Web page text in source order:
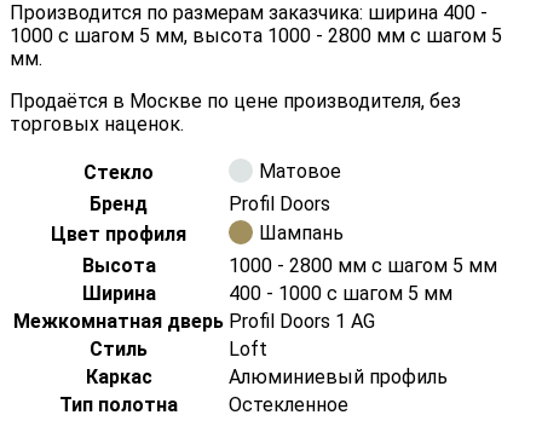
Производится по размерам заказчика: ширина 400 -
1000 с шагом 5 мм, высота 1000 - 2800 мм с шагом 5
мм.
Продаётся в Москве по цене производителя, без
торговых наценок.
Стекло
Матовое
Бренд
Profil Doors
Цвет профиля
Шампань
Высота
1000 - 2800 мм с шагом 5 мм
Ширина
400 - 1000 с шагом 5 мм
Межкомнатная дверь Profil Doors 1 AG
Стиль
Loft
Каркас
Алюминиевый профиль
Тип полотна
Остекленное